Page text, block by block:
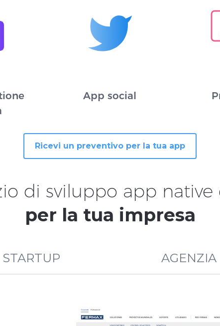
App social
Ricevi un preventivo per la tua app
di sviluppo app
per la tua impresa
STARTUP AGENZIA